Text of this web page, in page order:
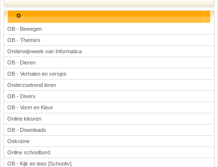
O
OB - Bewegen
OB - Thema's
Onderwijsweek van Informatica
OB - Dieren
OB - Verhalen en versjes
Onderzoekend leren
OB - Divers
OB - Vorm en Kleur
Online kleuren
OB - Downloads
Oekraïne
Online schoolbord
OB - Kijk en lees [Schooltv]